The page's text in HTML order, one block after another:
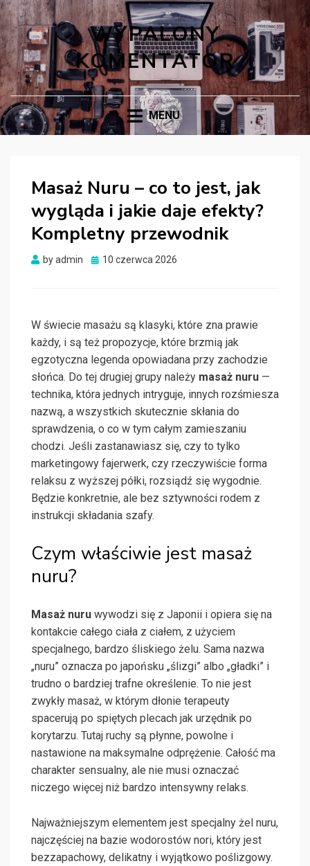
WYPALONY
KOMENTATOR
MENU
Masaż Nuru – co to jest, jak
wygląda i jakie daje efekty?
Kompletny przewodnik
byadmin
Posted
10 czerwca 2026
W świecie masażu są klasyki, które zna prawie
każdy, i są też propozycje, które brzmią jak
egzotyczna legenda opowiadana przy zachodzie
słońca. Do tej drugiej grupy należy masaż nuru —
technika, która jednych intryguje, innych rozśmiesza
nazwą, a wszystkich skutecznie skłania do
sprawdzenia, o co w tym całym zamieszaniu
chodzi. Jeśli zastanawiasz się, czy to tylko
marketingowy fajerwerk, czy rzeczywiście forma
relaksu z wyższej półki, rozsiądź się wygodnie.
Będzie konkretnie, ale bez sztywności rodem z
instrukcji składania szafy.
Czym właściwie jest masaż
nuru?
Masaż nuru wywodzi się z Japonii i opiera się na
kontakcie całego ciała z ciałem, z użyciem
specjalnego, bardzo śliskiego żelu. Sama nazwa
„nuru” oznacza po japońsku „ślizgi” albo „gładki” i
trudno o bardziej trafne określenie. To nie jest
zwykły masaż, w którym dłonie terapeuty
spacerują po spiętych plecach jak urzędnik po
korytarzu. Tutaj ruchy są płynne, powolne i
nastawione na maksymalne odprężenie. Całość ma
charakter sensualny, ale nie musi oznaczać
niczego więcej niż bardzo intensywny relaks.
Najważniejszym elementem jest specjalny żel nuru,
najczęściej na bazie wodorostów nori, który jest
bezzapachowy, delikatny i wyjątkowo poślizgowy.